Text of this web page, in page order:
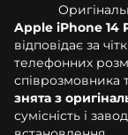
Apple iPhone 14
відповідає за
телефонних
співрозмовника
знята з
сумісність і